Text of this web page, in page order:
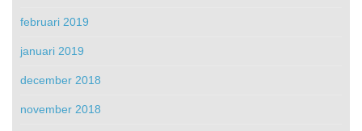
februari 2019
januari 2019
december 2018
november 2018